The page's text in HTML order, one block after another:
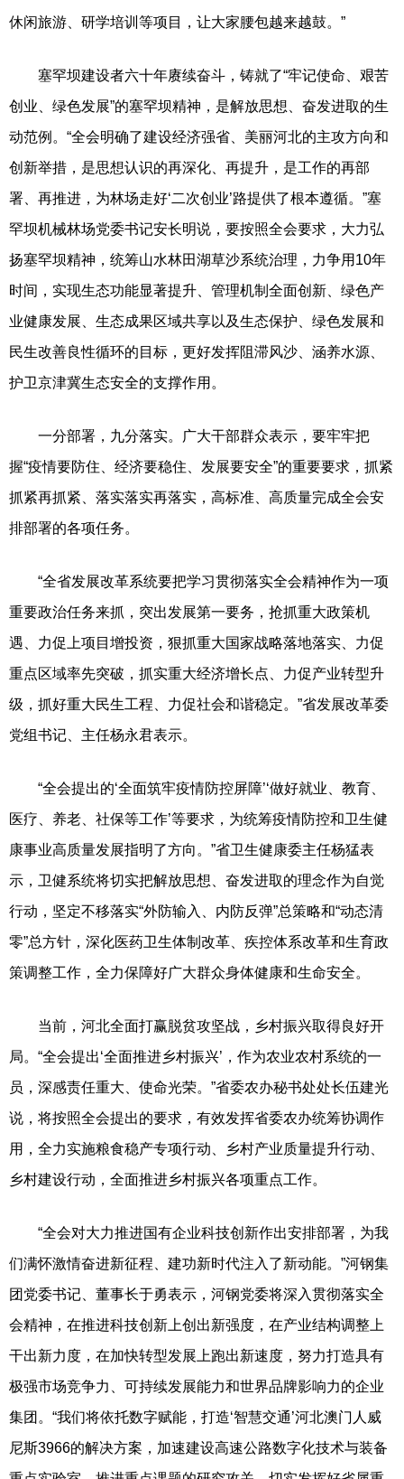
休闲旅游、研学培训等项目，让大家腰包越来越鼓。”
塞罕坝建设者六十年赓续奋斗，铸就了“牢记使命、艰苦
创业、绿色发展”的塞罕坝精神，是解放思想、奋发进取的生
动范例。“全会明确了建设经济强省、美丽河北的主攻方向和
创新举措，是思想认识的再深化、再提升，是工作的再部
署、再推进，为林场走好‘二次创业’路提供了根本遵循。”塞
罕坝机械林场党委书记安长明说，要按照全会要求，大力弘
扬塞罕坝精神，统筹山水林田湖草沙系统治理，力争用10年
时间，实现生态功能显著提升、管理机制全面创新、绿色产
业健康发展、生态成果区域共享以及生态保护、绿色发展和
民生改善良性循环的目标，更好发挥阻滞风沙、涵养水源、
护卫京津冀生态安全的支撑作用。
一分部署，九分落实。广大干部群众表示，要牢牢把
握“疫情要防住、经济要稳住、发展要安全”的重要要求，抓紧
抓紧再抓紧、落实落实再落实，高标准、高质量完成全会安
排部署的各项任务。
“全省发展改革系统要把学习贯彻落实全会精神作为一项
重要政治任务来抓，突出发展第一要务，抢抓重大政策机
遇、力促上项目增投资，狠抓重大国家战略落地落实、力促
重点区域率先突破，抓实重大经济增长点、力促产业转型升
级，抓好重大民生工程、力促社会和谐稳定。”省发展改革委
党组书记、主任杨永君表示。
“全会提出的‘全面筑牢疫情防控屏障’‘做好就业、教育、
医疗、养老、社保等工作’等要求，为统筹疫情防控和卫生健
康事业高质量发展指明了方向。”省卫生健康委主任杨猛表
示，卫健系统将切实把解放思想、奋发进取的理念作为自觉
行动，坚定不移落实“外防输入、内防反弹”总策略和“动态清
零”总方针，深化医药卫生体制改革、疾控体系改革和生育政
策调整工作，全力保障好广大群众身体健康和生命安全。
当前，河北全面打赢脱贫攻坚战，乡村振兴取得良好开
局。“全会提出‘全面推进乡村振兴’，作为农业农村系统的一
员，深感责任重大、使命光荣。”省委农办秘书处处长伍建光
说，将按照全会提出的要求，有效发挥省委农办统筹协调作
用，全力实施粮食稳产专项行动、乡村产业质量提升行动、
乡村建设行动，全面推进乡村振兴各项重点工作。
“全会对大力推进国有企业科技创新作出安排部署，为我
们满怀激情奋进新征程、建功新时代注入了新动能。”河钢集
团党委书记、董事长于勇表示，河钢党委将深入贯彻落实全
会精神，在推进科技创新上创出新强度，在产业结构调整上
干出新力度，在加快转型发展上跑出新速度，努力打造具有
极强市场竞争力、可持续发展能力和世界品牌影响力的企业
集团。“我们将依托数字赋能，打造‘智慧交通’河北澳门人威
尼斯3966的解决方案，加速建设高速公路数字化技术与装备